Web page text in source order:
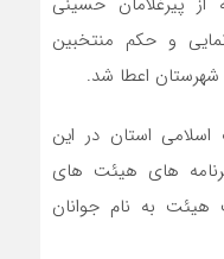
و حکم منتخبین
اعطا شد.
استان در این
های هیئت های
به نام جوانان